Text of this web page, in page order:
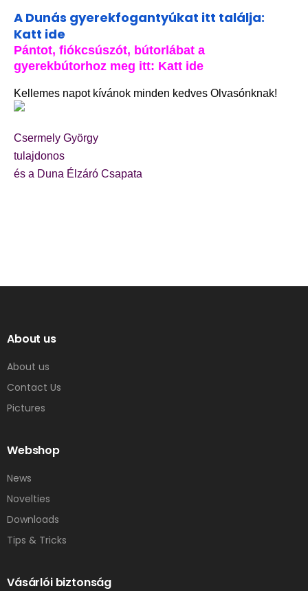
A Dunás gyerekfogantyúkat itt találja:
Katt ide
Pántot, fiókcsúszót, bútorlábat a
gyerekbútorhoz meg itt: Katt ide
Kellemes napot kívánok minden kedves Olvasónknak!
Csermely György
tulajdonos
és a Duna Élzáró Csapata
About us
About us
Contact Us
Pictures
Webshop
News
Novelties
Downloads
Tips & Tricks
Vásárlói biztonság